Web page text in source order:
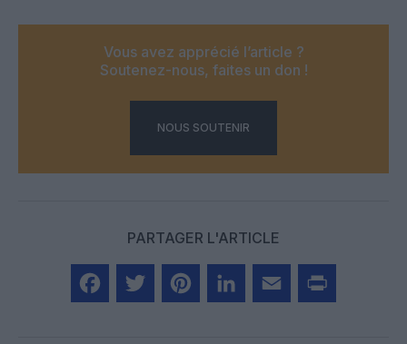
Vous avez apprécié l’article ?
Soutenez-nous, faites un don !
NOUS SOUTENIR
PARTAGER L'ARTICLE